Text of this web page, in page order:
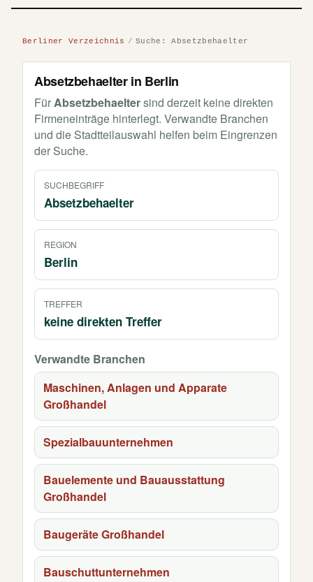
Berliner Verzeichnis Suche: Absetzbehaelter
Absetzbehaelter in Berlin
FürAbsetzbehaeltersind derzeit keine direkten
Firmeneinträge hinterlegt. Verwandte Branchen
und die Stadtteilauswahl helfen beim Eingrenzen
der Suche.
SUCHBEGRIFF
Absetzbehaelter
REGION
Berlin
TREFFER
keine direkten Treffer
Verwandte Branchen
Maschinen, Anlagen und Apparate
Großhandel
Spezialbauunternehmen
Bauelemente und Bauausstattung
Großhandel
Baugeräte Großhandel
Bauschuttunternehmen